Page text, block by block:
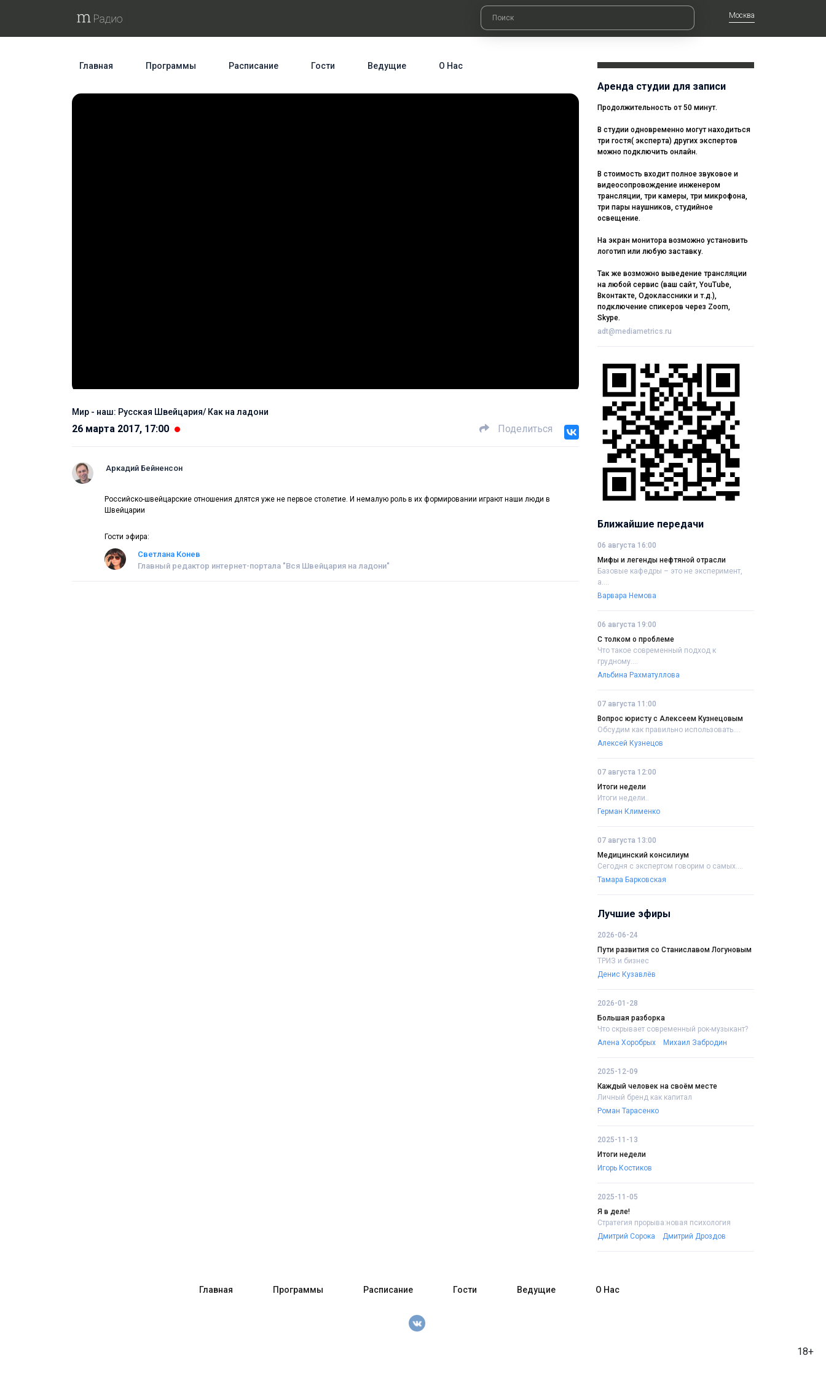
Москва
Главная Программы Расписание Гости Ведущие О Нас
Мир - наш: Русская Швейцария/ Как на ладони
26 марта 2017, 17:00 Поделиться
Аркадий Бейненсон
Российско-швейцарские отношения длятся уже не первое столетие. И немалую роль в их формировании играют наши люди в
Швейцарии
Гости эфира:
Светлана Конев
Главный редактор интернет-портала "Вся Швейцария на ладони"
Аренда студии для записи
Продолжительность от 50 минут.
В студии одновременно могут находиться
три гостя( эксперта) других экспертов
можно подключить онлайн.
В стоимость входит полное звуковое и
видеосопровождение инженером
трансляции, три камеры, три микрофона,
три пары наушников, студийное
освещение.
На экран монитора возможно установить
логотип или любую заставку.
Так же возможно выведение трансляции
на любой сервис (ваш сайт, YouTube,
Вконтакте, Одоклассники и т.д.),
подключение спикеров через Zoom,
Skype.
adt@mediametrics.ru
Ближайшие передачи
06 августа 16:00
Мифы и легенды нефтяной отрасли
Базовые кафедры – это не эксперимент,
а....
Варвара Немова
06 августа 19:00
С толком о проблеме
Что такое современный подход к
грудному....
Альбина Рахматуллова
07 августа 11:00
Вопрос юристу с Алексеем Кузнецовым
Обсудим как правильно использовать....
Алексей Кузнецов
07 августа 12:00
Итоги недели
Итоги недели..
Герман Клименко
07 августа 13:00
Медицинский консилиум
Сегодня с экспертом говорим о самых....
Тамара Барковская
Лучшие эфиры
2026-06-24
Пути развития со Станиславом Логуновым
ТРИЗ и бизнес
Денис Кузавлёв
2026-01-28
Большая разборка
Что скрывает современный рок-музыкант?
Алена Хоробрых
Михаил Забродин
2025-12-09
Каждый человек на своём месте
Личный бренд как капитал
Роман Тарасенко
2025-11-13
Итоги недели
Игорь Костиков
2025-11-05
Я в деле!
Стратегия прорыва:новая психология
Дмитрий Сорока
Дмитрий Дроздов
18+
Главная Программы Расписание Гости Ведущие О Нас